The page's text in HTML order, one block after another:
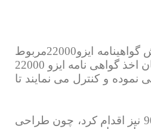
تحت عنوان سیستم مدیریت ایمنی در صنایع غذایی می باشد.آخرین ویرایش گواهینامه ایزو22000مربوط
ایزو 22000
نموده و کنترل می نمایند تا
برای دریافت گواهینامه ایزو 22000 بهتر است ابتدا و یا همزمان برای دریافت گواهینامه ایزو 9001 نیز اقدام کرد، چون طراحی